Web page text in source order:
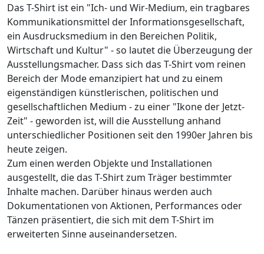
Das T-Shirt ist ein "Ich- und Wir-Medium, ein tragbares
Kommunikationsmittel der Informationsgesellschaft,
ein Ausdrucksmedium in den Bereichen Politik,
Wirtschaft und Kultur" - so lautet die Überzeugung der
Ausstellungsmacher. Dass sich das T-Shirt vom reinen
Bereich der Mode emanzipiert hat und zu einem
eigenständigen künstlerischen, politischen und
gesellschaftlichen Medium - zu einer "Ikone der Jetzt-
Zeit" - geworden ist, will die Ausstellung anhand
unterschiedlicher Positionen seit den 1990er Jahren bis
heute zeigen.
Zum einen werden Objekte und Installationen
ausgestellt, die das T-Shirt zum Träger bestimmter
Inhalte machen. Darüber hinaus werden auch
Dokumentationen von Aktionen, Performances oder
Tänzen präsentiert, die sich mit dem T-Shirt im
erweiterten Sinne auseinandersetzen.